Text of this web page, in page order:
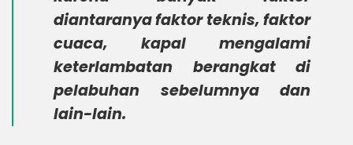
diantaranya faktor teknis, faktor
cuaca, kapal mengalami
keterlambatan berangkat di
pelabuhan sebelumnya dan
lain-lain.